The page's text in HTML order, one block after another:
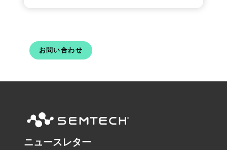
お問い合わせ
ニュースレター